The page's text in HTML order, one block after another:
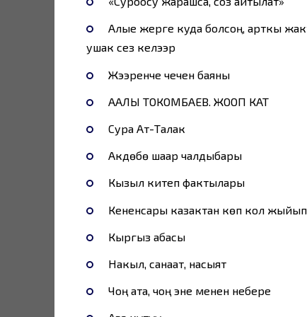
Алые жерге куда болсоң, арткы
ушак сез келээр
Жээренче чечен баяны
ААЛЫ ТОКОМБАЕВ. ЖООП КАТ
Сура Ат-Талак
Акдөбө шаар чалдыбары
Кызыл китеп фактылары
Кененсары казактан көп кол
Кыргыз абасы
Накыл, санаат, насыят
Чоң ата, чоң эне менен небере